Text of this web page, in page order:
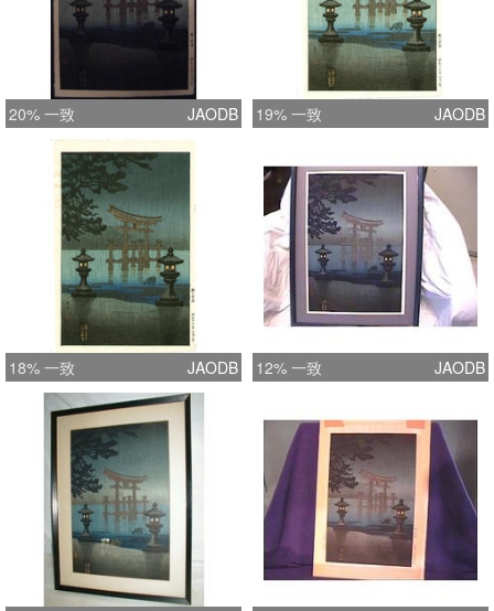
20% 一致 JAODB 19% 一致 JAODB
18% 一致 JAODB 12% 一致 JAODB